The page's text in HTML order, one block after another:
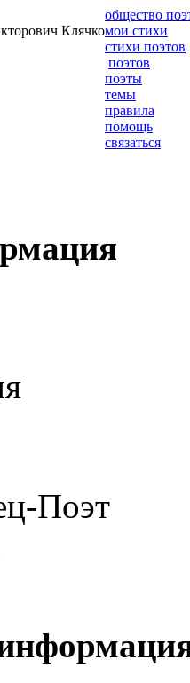
Клячко
общество
мои стихи
стихи поэтов
поэтов
поэты
темы
правила
помощь
связаться
Поэт